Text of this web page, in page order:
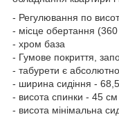
- Регулювання по
- місце обертання (360
- хром база
- Гумове покриття,
- табурети є
- ширина сидіння -
- висота спинки - 45 см
- висота мінімальна